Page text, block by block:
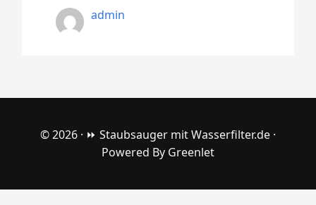
admin
© 2026 · ⏩ Staubsauger mit Wasserfilter.de ·
Powered By Greenlet